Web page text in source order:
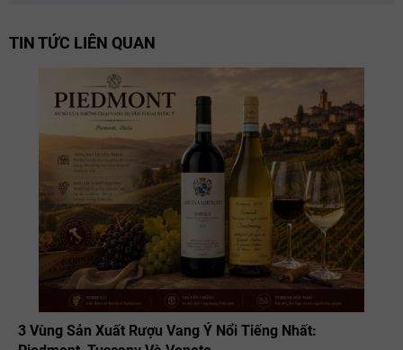
TIN TỨC LIÊN QUAN
3 Vùng Sản Xuất Rượu Vang Ý Nổi Tiếng Nhất: